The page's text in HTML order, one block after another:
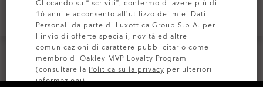
AGGIUNGI AL CARRELLO
Lenti
Tipo di lenti
Cliccando su “Iscriviti”, confermo di avere più di
16 anni e acconsento all’utilizzo dei miei Dati
Personali da parte di Luxottica Group S.p.A. per
l'invio di offerte speciali, novità ed altre
comunicazioni di carattere pubblicitario come
membro di Oakley MVP Loyalty Program
(consultare la Politica sulla privacy per ulteriori
informazioni).